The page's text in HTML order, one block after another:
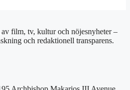
film, tv, kultur och nöjesnyheter –
och redaktionell transparens.